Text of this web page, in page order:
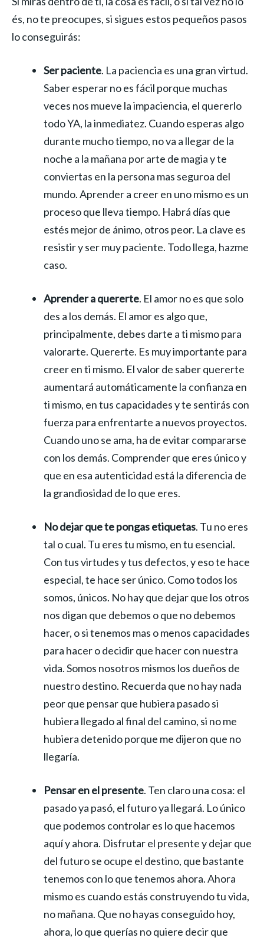
és, no te preocupes, si sigues estos pequeños pasos
lo conseguirás:
Ser paciente. La paciencia es una gran virtud.
Saber esperar no es fácil porque muchas
veces nos mueve la impaciencia, el quererlo
todo YA, la inmediatez. Cuando esperas algo
durante mucho tiempo, no va a llegar de la
noche a la mañana por arte de magia y te
conviertas en la persona mas seguroa del
mundo. Aprender a creer en uno mismo es un
proceso que lleva tiempo. Habrá días que
estés mejor de ánimo, otros peor. La clave es
resistir y ser muy paciente. Todo llega, hazme
caso.
Aprender a quererte. El amor no es que solo
des a los demás. El amor es algo que,
principalmente, debes darte a ti mismo para
valorarte. Quererte. Es muy importante para
creer en ti mismo. El valor de saber quererte
aumentará automáticamente la confianza en
ti mismo, en tus capacidades y te sentirás con
fuerza para enfrentarte a nuevos proyectos.
Cuando uno se ama, ha de evitar compararse
con los demás. Comprender que eres único y
que en esa autenticidad está la diferencia de
la grandiosidad de lo que eres.
No dejar que te pongas etiquetas. Tu no eres
tal o cual. Tu eres tu mismo, en tu esencial.
Con tus virtudes y tus defectos, y eso te hace
especial, te hace ser único. Como todos los
somos, únicos. No hay que dejar que los otros
nos digan que debemos o que no debemos
hacer, o si tenemos mas o menos capacidades
para hacer o decidir que hacer con nuestra
vida. Somos nosotros mismos los dueños de
nuestro destino. Recuerda que no hay nada
peor que pensar que hubiera pasado si
hubiera llegado al final del camino, si no me
hubiera detenido porque me dijeron que no
llegaría.
Pensar en el presente. Ten claro una cosa: el
pasado ya pasó, el futuro ya llegará. Lo único
que podemos controlar es lo que hacemos
aquí y ahora. Disfrutar el presente y dejar que
del futuro se ocupe el destino, que bastante
tenemos con lo que tenemos ahora. Ahora
mismo es cuando estás construyendo tu vida,
no mañana. Que no hayas conseguido hoy,
ahora, lo que querías no quiere decir que